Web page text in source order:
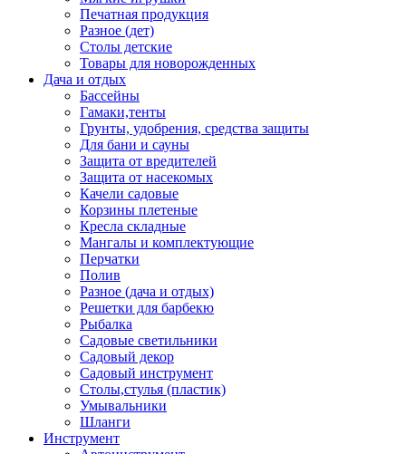
Печатная продукция
Разное (дет)
Столы детские
Товары для новорожденных
Дача и отдых
Бассейны
Гамаки,тенты
Грунты, удобрения, средства защиты
Для бани и сауны
Защита от вредителей
Защита от насекомых
Качели садовые
Корзины плетеные
Кресла складные
Мангалы и комплектующие
Перчатки
Полив
Разное (дача и отдых)
Решетки для барбекю
Рыбалка
Садовые светильники
Садовый декор
Садовый инструмент
Столы,стулья (пластик)
Умывальники
Шланги
Инструмент